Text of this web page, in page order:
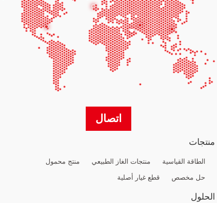
اتصال
منتجات
الطاقة القياسية منتجات الغاز الطبيعي
منتج محمول
حل مخصص
قطع غيار أصلية
الحلول